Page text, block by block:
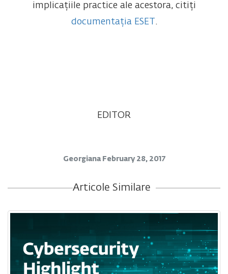
implicațiile practice ale acestora, citiți
documentația ESET.
EDITOR
Georgiana February 28, 2017
Articole Similare